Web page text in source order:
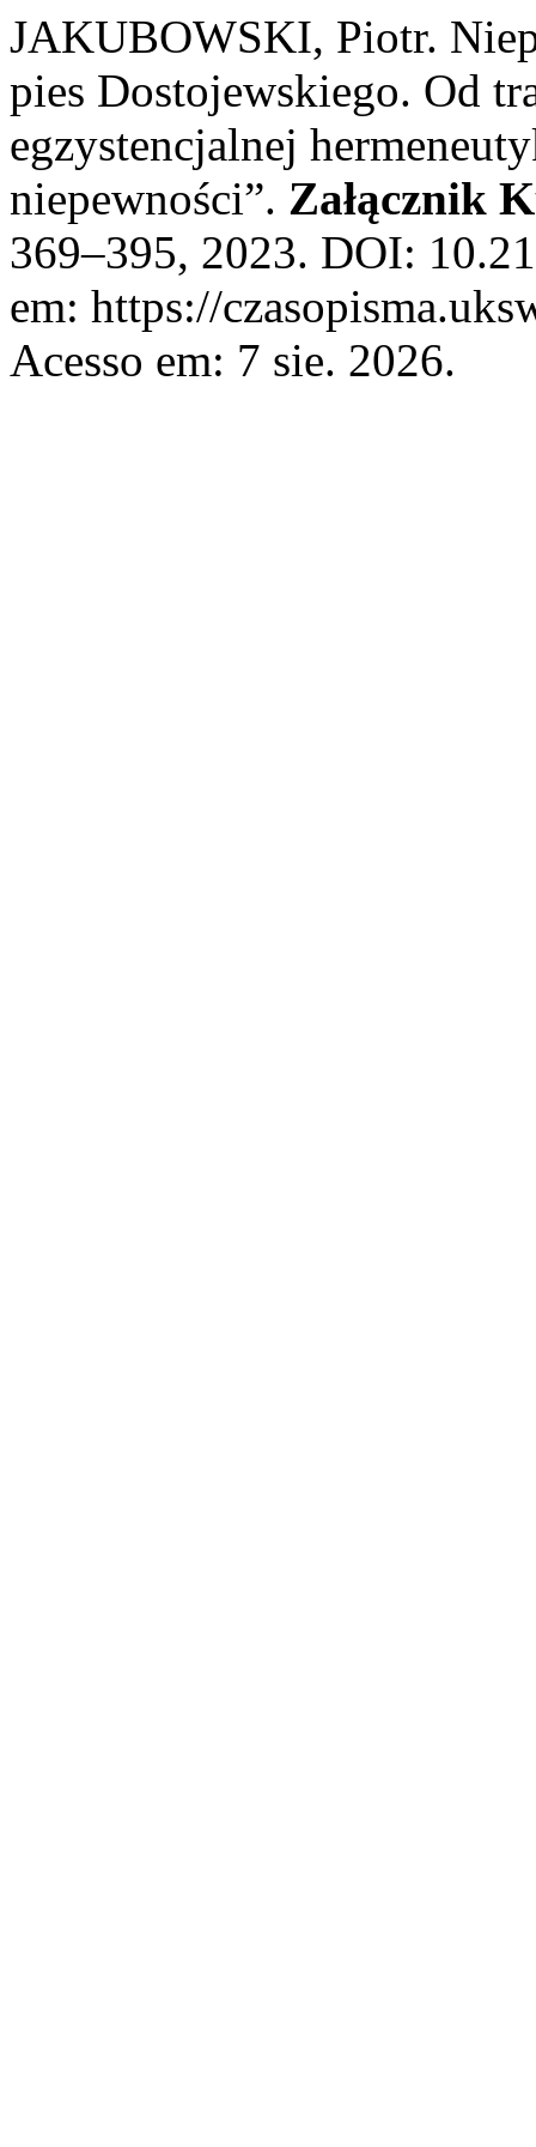
JAKUBOWSKI, Piotr.
pies Dostojewskiego. Od
egzystencjalnej
niepewności”. Załącznik
369–395, 2023. DOI:
em: https://
Acesso em: 7 sie. 2026.